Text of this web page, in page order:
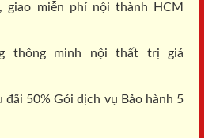
giao miễn phí nội thành HCM
thông minh nội thất trị giá
đãi 50% Gói dịch vụ Bảo hành 5